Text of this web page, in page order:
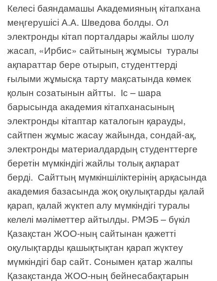
Келесі баяндамашы Академияның кітапхана
меңгерушісі А.А. Шведова болды. Ол
электронды кітап порталдары жайлы шолу
жасап, «Ирбис» сайтының жұмысы туралы
ақпараттар бере отырып, студенттерді
ғылыми жұмысқа тарту мақсатында көмек
қолын созатынын айтты. Іс – шара
барысында академия кітапханасының
электронды кітаптар каталогын қарауды,
сайтпен жұмыс жасау жайында, сондай-ақ,
электронды материалдардың студенттерге
беретін мүмкіндігі жайлы толық ақпарат
берді. Сайттың мүмкіншіліктерінің арқасында
академия базасында жоқ оқулықтарды қалай
қарап, қалай жүктеп алу мүмкіндігі туралы
келелі мәліметтер айтылды. РМЭБ – бүкіл
Қазақстан ЖОО-ның сайтынан қажетті
оқулықтарды қашықтықтан қарап жүктеу
мүмкіндігі бар сайт. Сонымен қатар жалпы
Қазақстанда ЖОО-ның бейнесабақтарын